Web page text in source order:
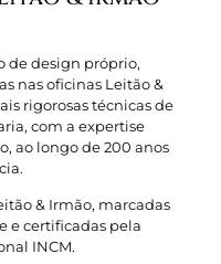
de design próprio,
nas oficinas Leitão &
rigorosas técnicas de
com a expertise
ao longo de 200 anos
& Irmão, marcadas
e certificadas pela
INCM.